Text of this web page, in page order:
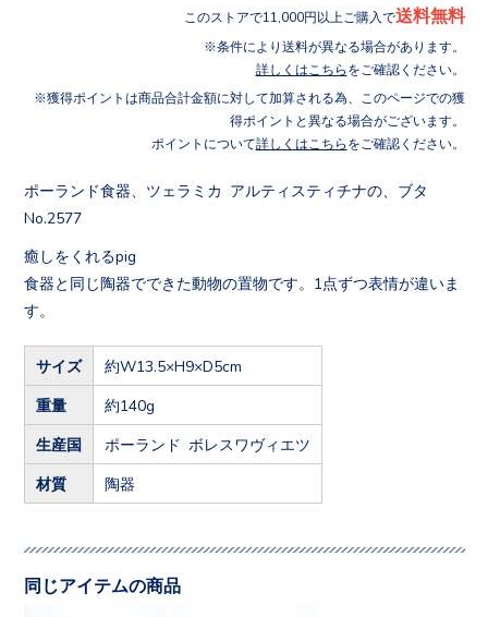
このストアで11,000円以上ご購入で送料無料
条件により送料が異なる場合があります。
詳しくはこちら をご確認ください。
獲得ポイントは商品合計金額に対して加算される為、このページでの獲
得ポイントと異なる場合がございます。
ポイントについて詳しくはこちら をご確認ください。
ポーランド食器、ツェラミカ アルティスティチナの、ブタ
No.2577
癒しをくれるpig
食器と同じ陶器でできた動物の置物です。1点ずつ表情が違いま
す。
サイズ 約W13.5×H9×D5cm
重量 約140g
生産国 ポーランド ボレスワヴィエツ
材質 陶器
同じアイテムの商品